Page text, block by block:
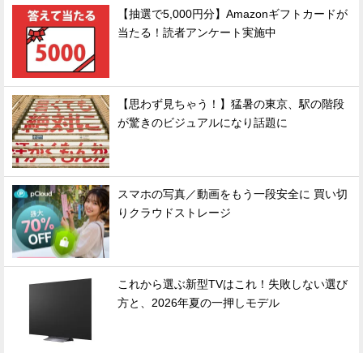
【抽選で5,000円分】Amazonギフトカードが
当たる！読者アンケート実施中
【思わず見ちゃう！】猛暑の東京、駅の階段
が驚きのビジュアルになり話題に
スマホの写真／動画をもう一段安全に 買い切
りクラウドストレージ
これから選ぶ新型TVはこれ！失敗しない選び
方と、2026年夏の一押しモデル